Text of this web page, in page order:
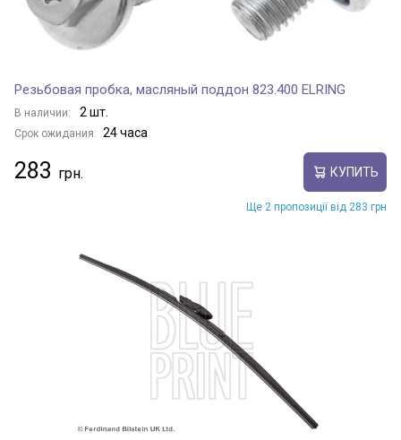
Резьбовая пробка, масляный поддон 823.400 ELRING
В наличии: 2 шт.
Срок ожидания: 24 часа
283 КУПИТЬ
Ще 2 пропозиції від 283 грн